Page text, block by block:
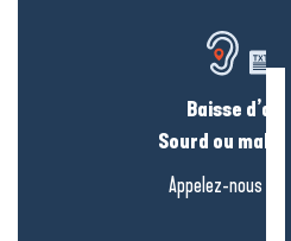
Baisse
Sourd ou
Appelez-nous en